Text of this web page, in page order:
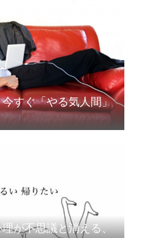
すぐ「やる気人間」
が不思議と消える、